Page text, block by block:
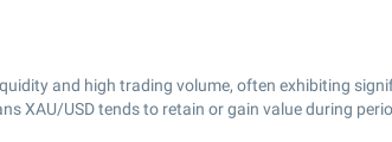
and high trading volume​, often exhibiting
XAU/USD tends to retain or gain value during